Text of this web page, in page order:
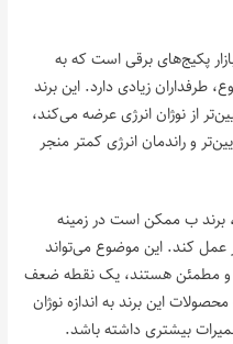
پکیج‌های برقی است که به
طرفداران زیادی دارد. این برند
از نوژان انرژی عرضه می‌کند،
و راندمان انرژی کمتر منجر
برند ب ممکن است در زمینه
کند. این موضوع می‌تواند
و مطمئن هستند، یک نقطه ضعف
این برند به اندازه نوژان
بیشتری داشته باشد.